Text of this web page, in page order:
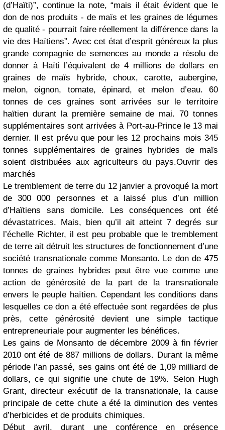
(d’Haïti)”, continue la note, “mais il était évident que le
don de nos produits - de maïs et les graines de légumes
de qualité - pourrait faire réellement la différence dans la
vie des Haïtiens”. Avec cet état d’esprit généreux la plus
grande compagnie de semences au monde a résolu de
donner à Haïti l’équivalent de 4 millions de dollars en
graines de maïs hybride, choux, carotte, aubergine,
melon, oignon, tomate, épinard, et melon d’eau. 60
tonnes de ces graines sont arrivées sur le territoire
haïtien durant la première semaine de mai. 70 tonnes
supplémentaires sont arrivées à Port-au-Prince le 13 mai
dernier. Il est prévu que pour les 12 prochains mois 345
tonnes supplémentaires de graines hybrides de maïs
soient distribuées aux agriculteurs du pays.Ouvrir des
marchés
Le tremblement de terre du 12 janvier a provoqué la mort
de 300 000 personnes et a laissé plus d’un million
d’Haïtiens sans domicile. Les conséquences ont été
dévastatrices. Mais, bien qu’il ait atteint 7 degrés sur
l’échelle Richter, il est peu probable que le tremblement
de terre ait détruit les structures de fonctionnement d’une
société transnationale comme Monsanto. Le don de 475
tonnes de graines hybrides peut être vue comme une
action de générosité de la part de la transnationale
envers le peuple haïtien. Cependant les conditions dans
lesquelles ce don a été effectuée sont regardées de plus
près, cette générosité devient une simple tactique
entrepreneuriale pour augmenter les bénéfices.
Les gains de Monsanto de décembre 2009 à fin février
2010 ont été de 887 millions de dollars. Durant la même
période l’an passé, ses gains ont été de 1,09 milliard de
dollars, ce qui signifie une chute de 19%. Selon Hugh
Grant, directeur exécutif de la transnationale, la cause
principale de cette chute a été la diminution des ventes
d’herbicides et de produits chimiques.
Début avril, durant une conférence en présence